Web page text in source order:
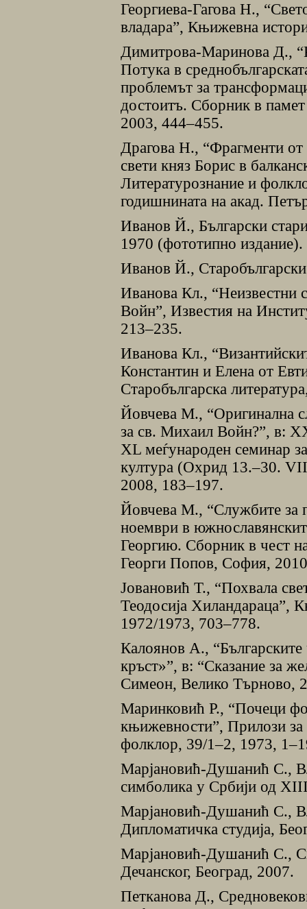
Георгиева-Гагова Н.,
владара”, Књижевна
Димитрова-Маринова Д.,
Потука в
проблемът за
достоитъ. Сборник в
2003, 444–455.
Драгова Н., “Фрагменти от
свети княз Борис в
Литературознание и
годишнината на акад.
Иванов Й., Български
1970 (фототипно издание).
Иванов Й.,
Иванова Кл.,
Войн”, Известия на
213–235.
Иванова Кл.,
Константин и Елена от
Старобългарска
Йовчева М., “Оригинална
за св. Михаил Войн?”, в:
ХL меѓународен семинар
култура (Охрид 13.–30.
2008, 183–197.
Йовчева М., “Службите за
ноември в
Георгию. Сборник в чест
Георги Попов, София,
Jовановић Т., “Похвала
Теодосиjа Хиландараца”,
1972/1973, 703–778.
Калоянов А., “Българските
кръст»”, в: “Сказание за
Симеон, Велико Търново,
Маринковић Р., “Почеци
књижевности”, Прилози
фолклор, 39/1–2, 1973,
Марјановић-Душанић С.,
симболика у Србиjи од
Марјановић-Душанић С.,
Дипломатичка студија,
Марјановић-Душанић С.,
Дечанског, Београд, 2007.
Петканова Д.,